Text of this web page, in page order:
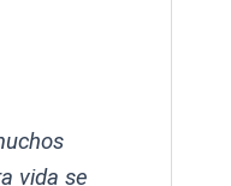
vida se